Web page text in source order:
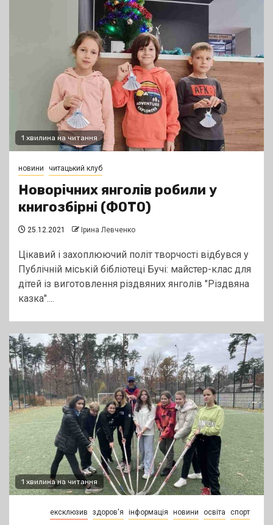
1 хвилина на читання
новини читацький клуб
Новорічних янголів робили у
книгозбірні (ФОТО)
25.12.2021 Ірина Левченко
Цікавий і захоплюючий політ творчості відбувся у
Публічній міській бібліотеці Бучі: майстер-клас для
дітей із виготовлення різдвяних янголів "Різдвяна
казка"....
1 хвилина на читання
ексклюзив здоров'я інформація новини освіта спорт